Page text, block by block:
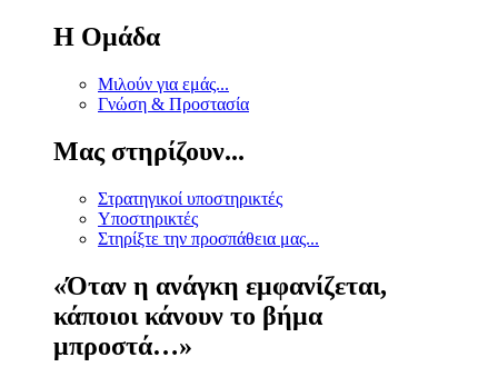
Η Ομάδα
Μιλούν για εμάς...
Γνώση & Προστασία
Μας στηρίζουν...
Στρατηγικοί υποστηρικτές
Υποστηρικτές
Στηρίξτε την προσπάθεια μας...
«Όταν η ανάγκη εμφανίζεται,
κάποιοι κάνουν το βήμα
μπροστά…»